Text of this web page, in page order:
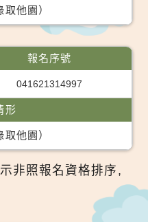
他園）
報名序號
041621314997
形
他園）
非照報名資格排序,